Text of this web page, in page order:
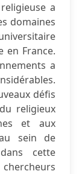
a
domaines
en France.
a
défis
religieux
et aux
sein de
cette